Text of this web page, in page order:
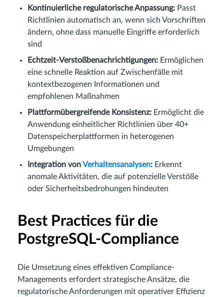
Kontinuierliche regulatorische Anpassung: Passt
Richtlinien automatisch an, wenn sich Vorschriften
ändern, ohne dass manuelle Eingriffe erforderlich
sind
Echtzeit-Verstoßbenachrichtigungen: Ermöglichen
eine schnelle Reaktion auf Zwischenfälle mit
kontextbezogenen Informationen und
empfohlenen Maßnahmen
Plattformübergreifende Konsistenz: Ermöglicht die
Anwendung einheitlicher Richtlinien über 40+
Datenspeicherplattformen in heterogenen
Umgebungen
Integration vonVerhaltensanalysen: Erkennt
anomale Aktivitäten, die auf potenzielle Verstöße
oder Sicherheitsbedrohungen hindeuten
Best Practices für die
PostgreSQL-Compliance
Die Umsetzung eines effektiven Compliance-
Managements erfordert strategische Ansätze, die
regulatorische Anforderungen mit operativer Effizienz